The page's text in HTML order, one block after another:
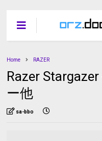
Home RAZER
Razer
ー他
sa-bbo